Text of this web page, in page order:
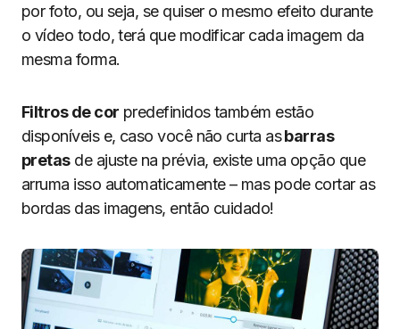
por foto, ou seja, se quiser o mesmo efeito durante
o vídeo todo, terá que modificar cada imagem da
mesma forma.
Filtros de cor predefinidos também estão
disponíveis e, caso você não curta asbarras
pretasde ajuste na prévia, existe uma opção que
arruma isso automaticamente – mas pode cortar as
bordas das imagens, então cuidado!